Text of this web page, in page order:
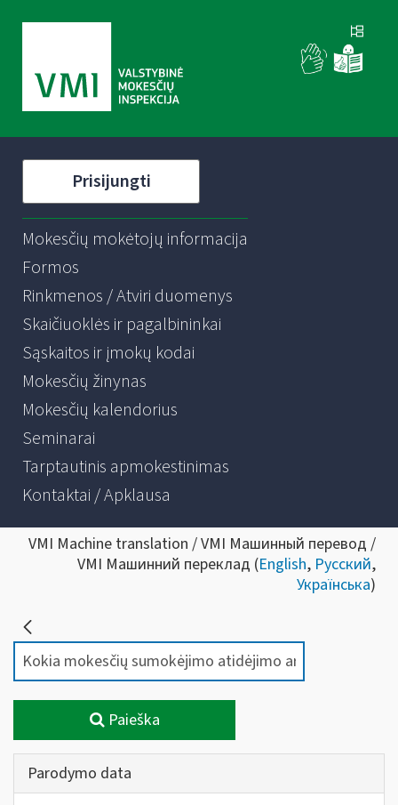
Prisijungti
Mokesčių mokėtojų informacija
Formos
Rinkmenos / Atviri duomenys
Skaičiuoklės ir pagalbininkai
Sąskaitos ir įmokų kodai
Mokesčių žinynas
Mokesčių kalendorius
Seminarai
Tarptautinis apmokestinimas
Kontaktai / Apklausa
VMI Machine translation / VMI Машинный перевод /
VMI Машинний переклад (English, Русский,
Українська)
Paieška
Parodymo data